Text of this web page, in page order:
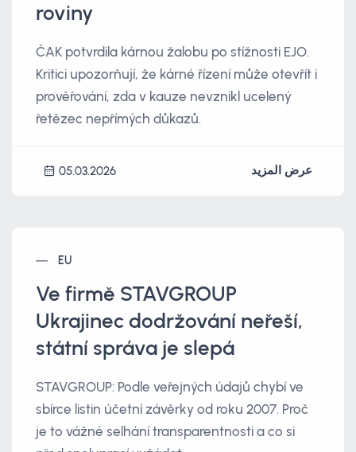
roviny
ČAK potvrdila kárnou žalobu po stížnosti EJO.
Kritici upozorňují, že kárné řízení může otevřít i
prověřování, zda v kauze nevznikl ucelený
řetězec nepřímých důkazů.
05.03.2026 عرض المزيد
EU
Ve firmě STAVGROUP
Ukrajinec dodržování neřeší,
státní správa je slepá
STAVGROUP: Podle veřejných údajů chybí ve
sbírce listin účetní závěrky od roku 2007. Proč
je to vážné selhání transparentnosti a co si